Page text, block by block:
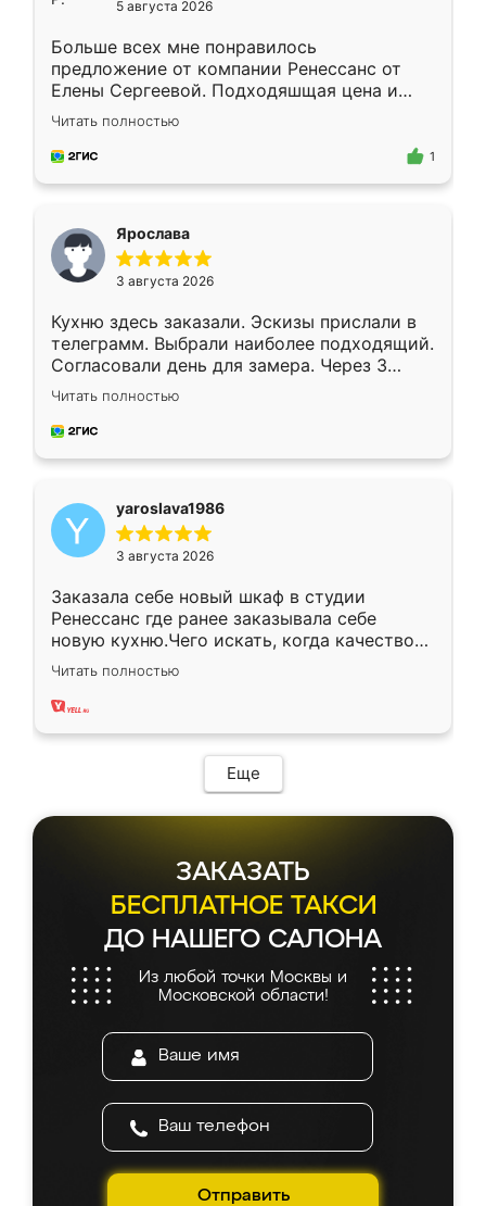
5 августа 2026
Больше всех мне понравилось
предложение от компании Ренессанс от
Елены Сергеевой. Подходяшщая цена и
короткие сроки изготовления. Приехавший
для замера сотрудник Владислав
предложил по моему эскизу самый
Читать полностью
1
Ярослава
3 августа 2026
Кухню здесь заказали. Эскизы прислали в
телеграмм. Выбрали наиболее подходящий.
Согласовали день для замера. Через 3
недели кухня была уже готова. Остались
довольны работой. Спасибо Ренессанс
мебель за качественную работу!
Читать полностью
yaroslava1986
3 августа 2026
Заказала себе новый шкаф в студии
Ренессанс где ранее заказывала себе
новую кухню.Чего искать, когда качеством
вполне довольна. Служит кухня уже почти
два года, нареканий нет.
Читать полностью
Еще
ЗАКАЗАТЬ
БЕСПЛАТНОЕ ТАКСИ
ДО НАШЕГО САЛОНА
Из любой точки Москвы и
Московской области!
Отправить